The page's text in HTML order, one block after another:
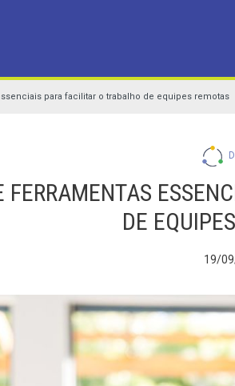
para facilitar o trabalho de equipes remotas
FERRAMENTAS
DE
19/